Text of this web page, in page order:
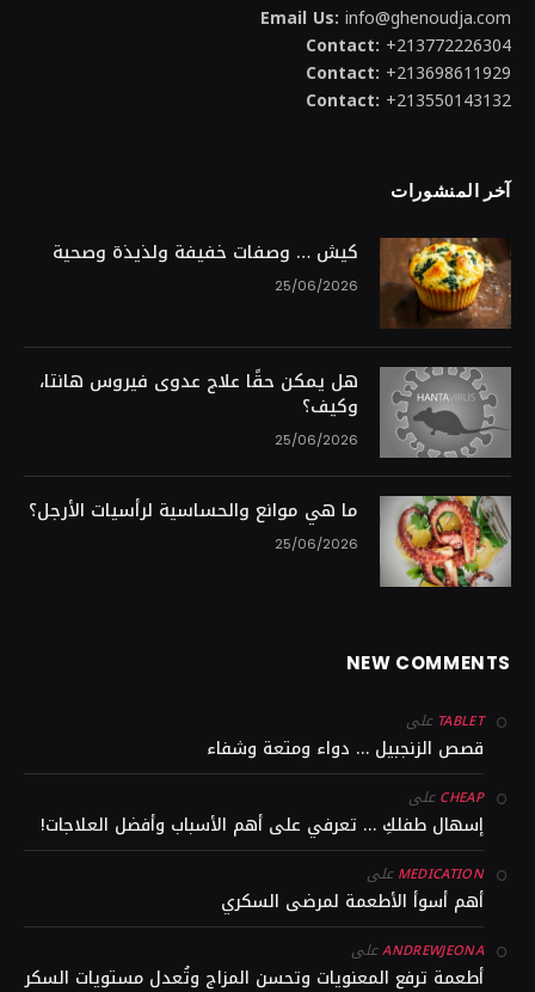
Email Us: info@ghenoudja.com
Contact: +213772226304
Contact: +213698611929
Contact: +213550143132
آخر المنشورات
كيش … وصفات خفيفة ولذيذة وصحية
25/06/2026
هل يمكن حقًا علاج عدوى فيروس هانتا،
وكيف؟
25/06/2026
ما هي موانع والحساسية لرأسيات الأرجل؟
25/06/2026
NEW COMMENTS
TABLET على
قصص الزنجبيل … دواء ومتعة وشفاء
CHEAPعلى
إسهال طفلكِ … تعرفي على أهم الأسباب وأفضل العلاجات!
MEDICATIONعلى
أهم أسوأ الأطعمة لمرضى السكري
ANDREWJEONAعلى
أطعمة ترفع المعنويات وتحسن المزاج وتُعدل مستويات السكر